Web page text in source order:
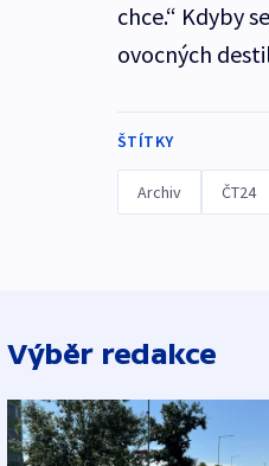
chce.“ Kdyby
ovocných
ŠTÍTKY
Archiv ČT24
Výběr redakce